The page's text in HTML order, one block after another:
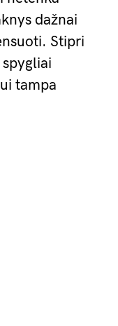
dažnai
Stipri
tampa